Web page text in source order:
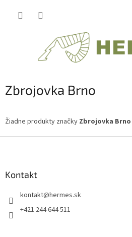
Zbrojovka Brno
Žiadne produkty značky Zbrojovka Brno
Kontakt
kontakt@hermes.sk
+421 244 644 511